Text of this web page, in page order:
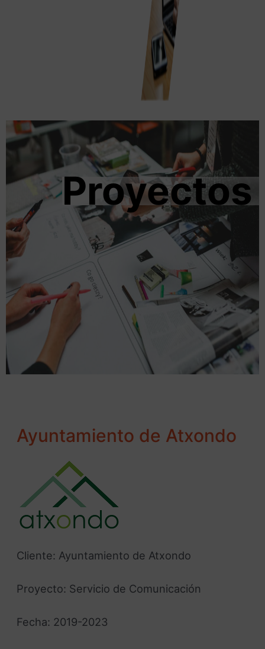
Proyectos
Ayuntamiento de Atxondo
Cliente: Ayuntamiento de Atxondo
Proyecto: Servicio de Comunicación
Fecha: 2019-2023